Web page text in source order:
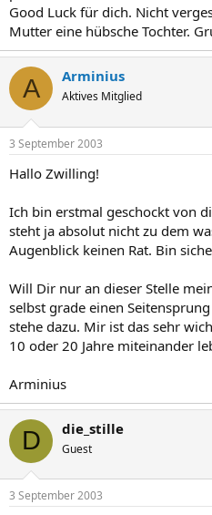
Good Luck für dich. Nicht
Mutter eine hübsche Tochter.
A Arminius
Aktives Mitglied
3 September 2003
Hallo Zwilling!
Ich bin erstmal geschockt von
steht ja absolut nicht zu dem
Augenblick keinen Rat. Bin
Will Dir nur an dieser Stelle
selbst grade einen
stehe dazu. Mir ist das sehr
10 oder 20 Jahre miteinander
Arminius
D die_stille
Guest
3 September 2003